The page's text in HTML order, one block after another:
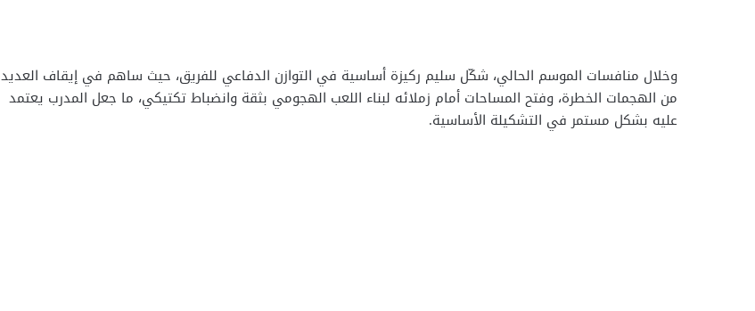
وخلال منافسات الموسم الحالي، شكّل سليم ركيزة أساسية في التوازن الدفاعي للفريق، حيث ساهم في إيقاف العديد
من الهجمات الخطرة، وفتح المساحات أمام زملائه لبناء اللعب الهجومي بثقة وانضباط تكتيكي، ما جعل المدرب يعتمد
عليه بشكل مستمر في التشكيلة الأساسية.